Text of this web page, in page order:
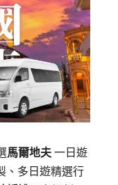
馬爾地夫一日遊
、多日遊精選行